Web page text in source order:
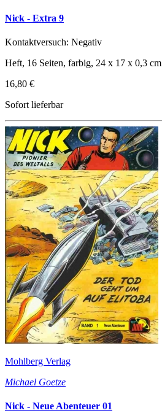
Nick - Extra 9
Kontaktversuch: Negativ
Heft, 16 Seiten, farbig, 24 x 17 x 0,3 cm
16,80 €
Sofort lieferbar
Mohlberg Verlag
Michael Goetze
Nick - Neue Abenteuer 01